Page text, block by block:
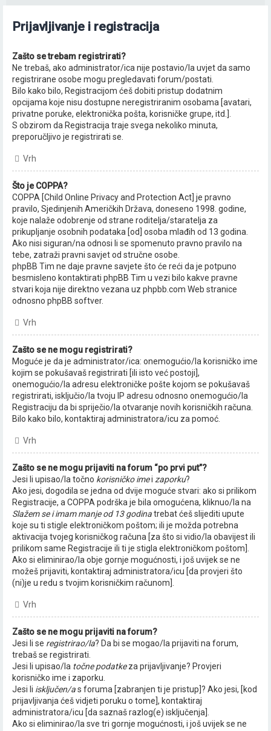
Prijavljivanje i registracija
Zašto se trebam registrirati?
Ne trebaš, ako administrator/ica nije postavio/la uvjet da samo
registrirane osobe mogu pregledavati forum/postati.
Bilo kako bilo, Registracijom ćeš dobiti pristup dodatnim
opcijama koje nisu dostupne neregistriranim osobama [avatari,
privatne poruke, elektronička pošta, korisničke grupe, itd.].
S obzirom da Registracija traje svega nekoliko minuta,
preporučljivo je registrirati se.
Vrh
Što je COPPA?
COPPA [Child Online Privacy and Protection Act] je pravno
pravilo, Sjedinjenih Američkih Država, doneseno 1998. godine,
koje nalaže odobrenje od strane roditelja/staratelja za
prikupljanje osobnih podataka [od] osoba mlađih od 13 godina.
Ako nisi siguran/na odnosi li se spomenuto pravno pravilo na
tebe, zatraži pravni savjet od stručne osobe.
phpBB Tim ne daje pravne savjete što će reći da je potpuno
besmisleno kontaktirati phpBB Tim u vezi bilo kakve pravne
stvari koja nije direktno vezana uz phpbb.com Web stranice
odnosno phpBB softver.
Vrh
Zašto se ne mogu registrirati?
Moguće je da je administrator/ica: onemogućio/la korisničko ime
kojim se pokušavaš registrirati [ili isto već postoji],
onemogućio/la adresu elektroničke pošte kojom se pokušavaš
registrirati, isključio/la tvoju IP adresu odnosno onemogućio/la
Registraciju da bi spriječio/la otvaranje novih korisničkih računa.
Bilo kako bilo, kontaktiraj administratora/icu za pomoć.
Vrh
Zašto se ne mogu prijaviti na forum “po prvi put”?
Jesi li upisao/la točno korisničko imei zaporku?
Ako jesi, dogodila se jedna od dvije moguće stvari: ako si prilikom
Registracije, a COPPA podrška je bila omogućena, kliknuo/la na
Slažem se i imam manje od 13 godinatrebat ćeš slijediti upute
koje su ti stigle elektroničkom poštom; ili je možda potrebna
aktivacija tvojeg korisničkog računa [za što si vidio/la obavijest ili
prilikom same Registracije ili ti je stigla elektroničkom poštom].
Ako si eliminirao/la obje gornje mogućnosti, i još uvijek se ne
možeš prijaviti, kontaktiraj administratora/icu [da provjeri što
(ni)je u redu s tvojim korisničkim računom].
Vrh
Zašto se ne mogu prijaviti na forum?
Jesi li se registrirao/la? Da bi se mogao/la prijaviti na forum,
trebaš se registrirati.
Jesi li upisao/la točne podatkeza prijavljivanje? Provjeri
korisničko ime i zaporku.
Jesi li isključen/as foruma [zabranjen ti je pristup]? Ako jesi, [kod
prijavljivanja ćeš vidjeti poruku o tome], kontaktiraj
administratora/icu [da saznaš razlog(e) isključenja].
Ako si eliminirao/la sve tri gornje mogućnosti, i još uvijek se ne